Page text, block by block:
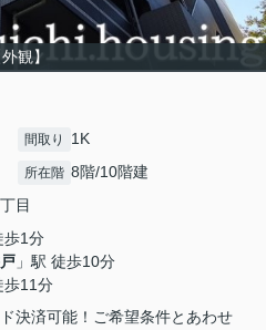
外観】
間取り 1K
所在階 8階/10階建
目
歩1分
」駅 徒歩10分
歩11分
決済可能！ご希望条件とあわせ